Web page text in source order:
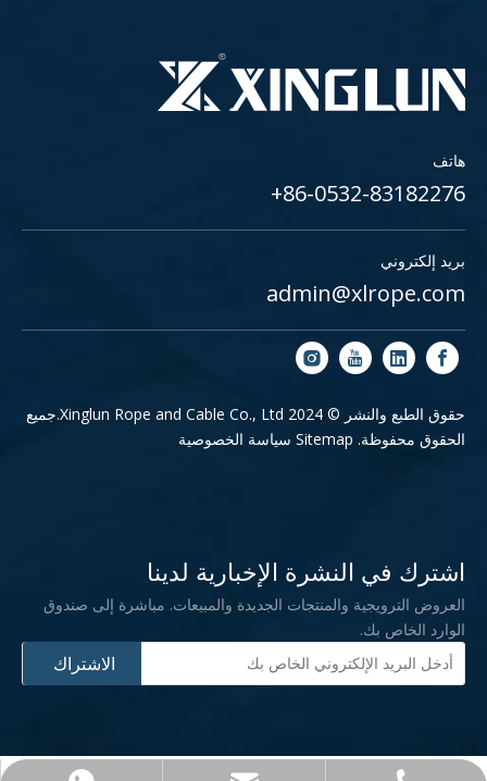
هاتف
86-0532-83182276+
بريد إلكتروني
admin@xlrope.com
حقوق الطبع والنشر © 2024 Xinglun Rope and Cable Co., Ltd.جميع
الحقوق محفوظة. Sitemap سياسة الخصوصية
اشترك في النشرة الإخبارية لدينا
العروض الترويجية والمنتجات الجديدة والمبيعات. مباشرة إلى صندوق
الوارد الخاص بك.
الاشتراك